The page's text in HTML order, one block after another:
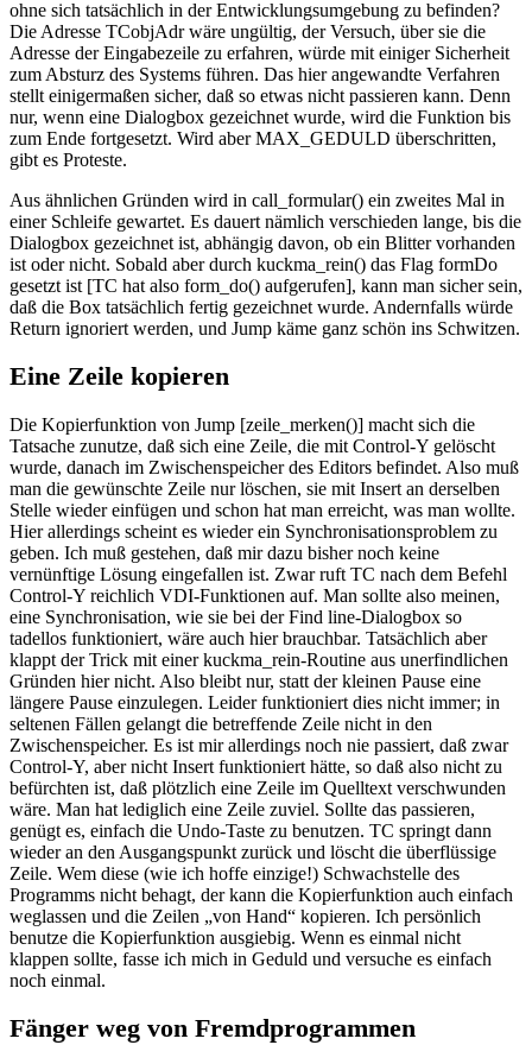
ohne sich tatsächlich in der Entwicklungsumgebung zu befinden?
Die Adresse TCobjAdr wäre ungültig, der Versuch, über sie die
Adresse der Eingabezeile zu erfahren, würde mit einiger Sicherheit
zum Absturz des Systems führen. Das hier angewandte Verfahren
stellt einigermaßen sicher, daß so etwas nicht passieren kann. Denn
nur, wenn eine Dialogbox gezeichnet wurde, wird die Funktion bis
zum Ende fortgesetzt. Wird aber MAX_GEDULD überschritten,
gibt es Proteste.
Aus ähnlichen Gründen wird in call_formular() ein zweites Mal in
einer Schleife gewartet. Es dauert nämlich verschieden lange, bis die
Dialogbox gezeichnet ist, abhängig davon, ob ein Blitter vorhanden
ist oder nicht. Sobald aber durch kuckma_rein() das Flag formDo
gesetzt ist [TC hat also form_do() aufgerufen], kann man sicher sein,
daß die Box tatsächlich fertig gezeichnet wurde. Andernfalls würde
Return ignoriert werden, und Jump käme ganz schön ins Schwitzen.
Eine Zeile kopieren
Die Kopierfunktion von Jump [zeile_merken()] macht sich die
Tatsache zunutze, daß sich eine Zeile, die mit Control-Y gelöscht
wurde, danach im Zwischenspeicher des Editors befindet. Also muß
man die gewünschte Zeile nur löschen, sie mit Insert an derselben
Stelle wieder einfügen und schon hat man erreicht, was man wollte.
Hier allerdings scheint es wieder ein Synchronisationsproblem zu
geben. Ich muß gestehen, daß mir dazu bisher noch keine
vernünftige Lösung eingefallen ist. Zwar ruft TC nach dem Befehl
Control-Y reichlich VDI-Funktionen auf. Man sollte also meinen,
eine Synchronisation, wie sie bei der Find line-Dialogbox so
tadellos funktioniert, wäre auch hier brauchbar. Tatsächlich aber
klappt der Trick mit einer kuckma_rein-Routine aus unerfindlichen
Gründen hier nicht. Also bleibt nur, statt der kleinen Pause eine
längere Pause einzulegen. Leider funktioniert dies nicht immer; in
seltenen Fällen gelangt die betreffende Zeile nicht in den
Zwischenspeicher. Es ist mir allerdings noch nie passiert, daß zwar
Control-Y, aber nicht Insert funktioniert hätte, so daß also nicht zu
befürchten ist, daß plötzlich eine Zeile im Quelltext verschwunden
wäre. Man hat lediglich eine Zeile zuviel. Sollte das passieren,
genügt es, einfach die Undo-Taste zu benutzen. TC springt dann
wieder an den Ausgangspunkt zurück und löscht die überflüssige
Zeile. Wem diese (wie ich hoffe einzige!) Schwachstelle des
Programms nicht behagt, der kann die Kopierfunktion auch einfach
weglassen und die Zeilen „von Hand“ kopieren. Ich persönlich
benutze die Kopierfunktion ausgiebig. Wenn es einmal nicht
klappen sollte, fasse ich mich in Geduld und versuche es einfach
noch einmal.
Fänger weg von Fremdprogrammen